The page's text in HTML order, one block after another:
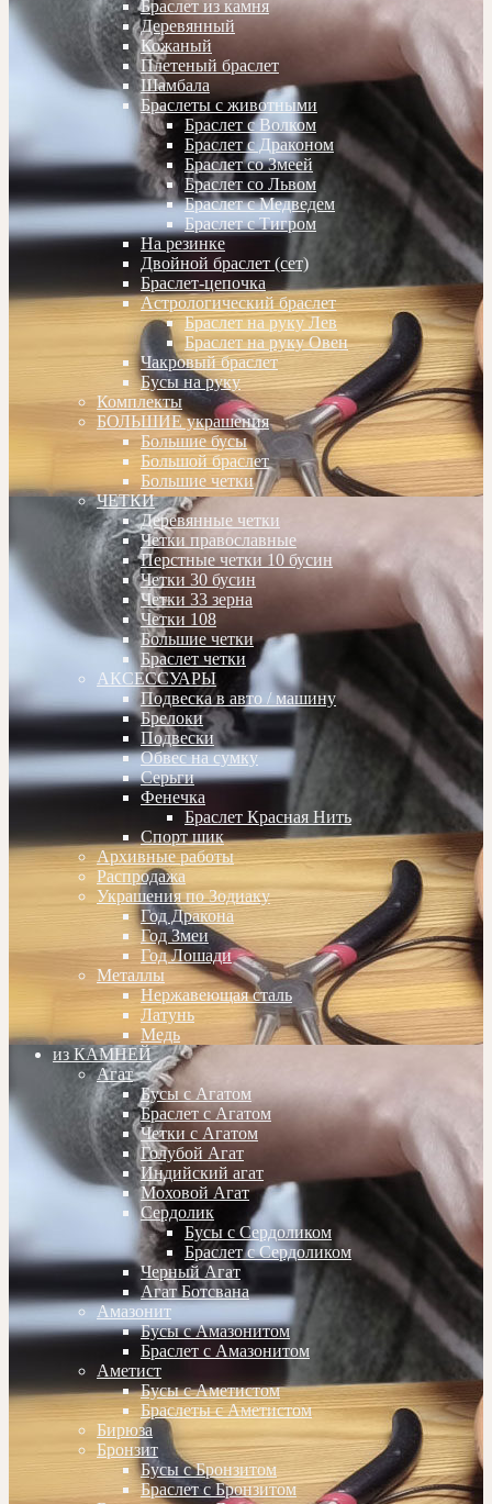
Браслет из камня
Деревянный
Кожаный
Плетеный браслет
Шамбала
Браслеты с животными
Браслет с Волком
Браслет с Драконом
Браслет со Змеей
Браслет со Львом
Браслет с Медведем
Браслет с Тигром
На резинке
Двойной браслет (сет)
Браслет-цепочка
Астрологический браслет
Браслет на руку Лев
Браслет на руку Овен
Чакровый браслет
Бусы на руку
Комплекты
БОЛЬШИЕ украшения
Большие бусы
Большой браслет
Большие четки
ЧЕТКИ
Деревянные четки
Четки православные
Перстные четки 10 бусин
Четки 30 бусин
Четки 33 зерна
Четки 108
Большие четки
Браслет четки
АКСЕССУАРЫ
Подвеска в авто / машину
Брелоки
Подвески
Обвес на сумку
Серьги
Фенечка
Браслет Красная Нить
Спорт шик
Архивные работы
Распродажа
Украшения по Зодиаку
Год Дракона
Год Змеи
Год Лошади
Металлы
Нержавеющая сталь
Латунь
Медь
из КАМНЕЙ
Агат
Бусы с Агатом
Браслет с Агатом
Четки с Агатом
Голубой Агат
Индийский агат
Моховой Агат
Сердолик
Бусы с Сердоликом
Браслет с Сердоликом
Черный Агат
Агат Ботсвана
Амазонит
Бусы с Амазонитом
Браслет с Амазонитом
Аметист
Бусы с Аметистом
Браслеты с Аметистом
Бирюза
Бронзит
Бусы с Бронзитом
Браслет с Бронзитом